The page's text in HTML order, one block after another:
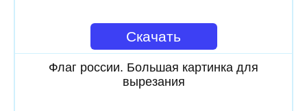
Скачать
Флаг россии. Большая картинка для
вырезания